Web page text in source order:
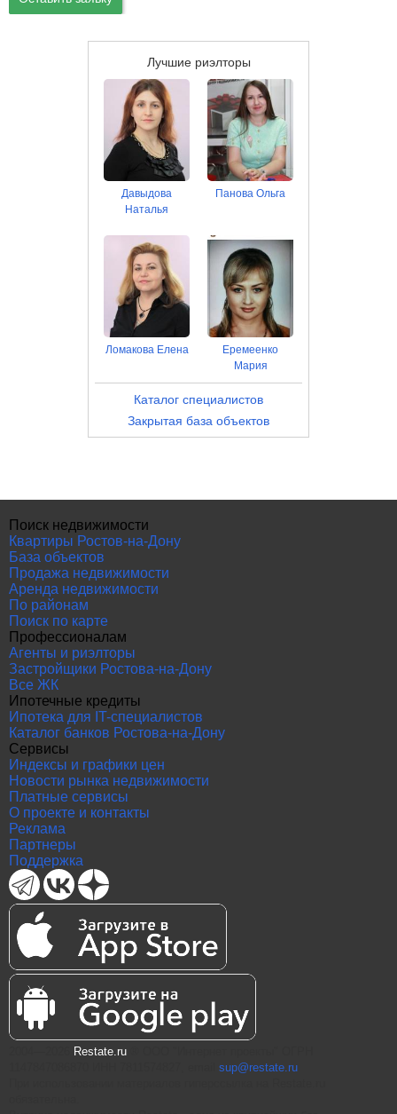
Лучшие риэлторы
Давыдова
Наталья
Панова Ольга
Ломакова Елена
Еремеенко
Мария
Каталог специалистов
Закрытая база объектов
Поиск недвижимости
Квартиры Ростов-на-Дону
База объектов
Продажа недвижимости
Аренда недвижимости
По районам
Поиск по карте
Профессионалам
Агенты и риэлторы
Застройщики Ростова-на-Дону
Все ЖК
Ипотечные кредиты
Ипотека для IT-специалистов
Каталог банков Ростова-на-Дону
Сервисы
Индексы и графики цен
Новости рынка недвижимости
Платные сервисы
О проекте и контакты
Реклама
Партнеры
Поддержка
Restate.ru
sup@restate.ru